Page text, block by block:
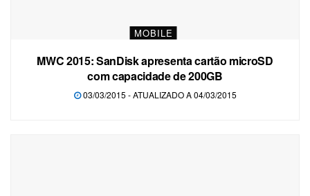
MOBILE
MWC 2015: SanDisk apresenta cartão microSD
com capacidade de 200GB
03/03/2015 - ATUALIZADO A 04/03/2015